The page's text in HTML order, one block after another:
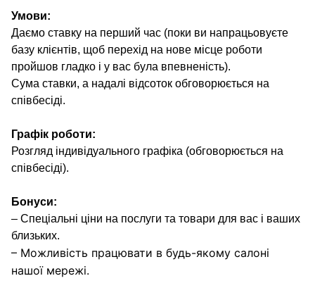
Умови:
Даємо ставку на перший час (поки ви напрацьовуєте
базу клієнтів, щоб перехід на нове місце роботи
пройшов гладко і у вас була впевненість).
Сума ставки, а надалі відсоток обговорюється на
співбесіді.
Графік роботи:
Розгляд індивідуального графіка (обговорюється на
співбесіді).
Бонуси:
– Спеціальні ціни на послуги та товари для вас і ваших
близьких.
– Можливість працювати в будь-якому салоні
нашої мережі.